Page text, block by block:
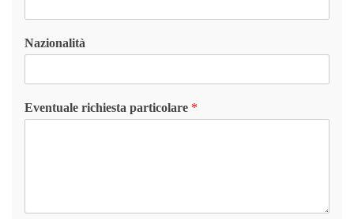
Nazionalità
Eventuale richiesta particolare *